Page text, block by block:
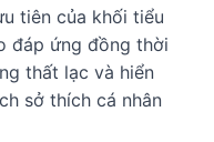
tiên của khối tiểu
đáp ứng đồng thời
thất lạc và hiển
sở thích cá nhân